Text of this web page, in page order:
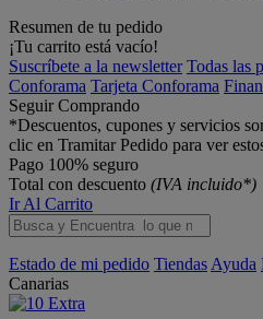
Resumen de tu pedido
¡Tu carrito está vacío!
Suscríbete a la newsletter Todas las
Conforama Tarjeta Conforama
Seguir Comprando
*Descuentos, cupones y servicios
clic en Tramitar Pedido para ver
Pago 100% seguro
Total con descuento (IVA incluido*)
Ir Al Carrito
Estado de mi pedido Tiendas Ayuda
Canarias